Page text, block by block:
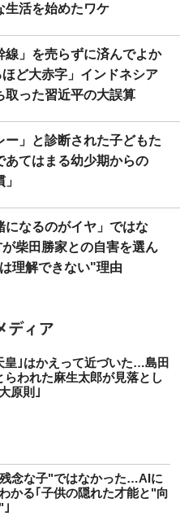
生活を始めたワケ
線」を売らずに済んでよか
ほど大赤字」インドネシア
取った習近平の大誤算
ー」と診断された子どもた
あてはまる幼少期からの
になるのがイヤ」ではな
柴田勝家との自害を選ん
理解できない"理由
皇｣はかえって近づいた…島田
らわれた麻生太郎が見落とし
原則｣
念な子"ではなかった…AIに
かる｢子供の隠れた才能と"向
｣